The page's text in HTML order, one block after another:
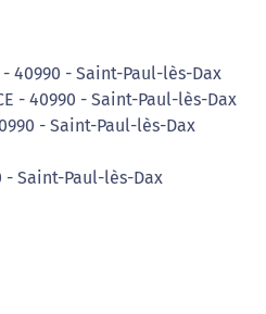
40990 - Saint-Paul-lès-Dax
- 40990 - Saint-Paul-lès-Dax
- Saint-Paul-lès-Dax
- Saint-Paul-lès-Dax